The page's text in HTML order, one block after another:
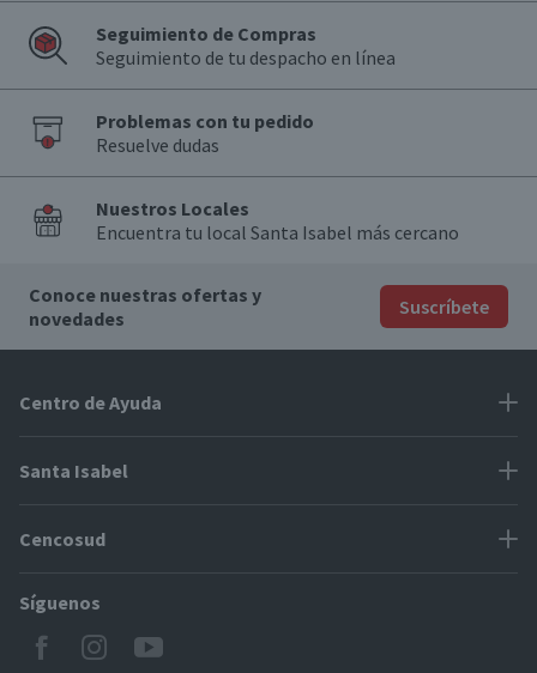
Seguimiento de Compras
Seguimiento de tu despacho en línea
Problemas con tu pedido
Resuelve dudas
Nuestros Locales
Encuentra tu local Santa Isabel más cercano
Conoce nuestras ofertas y
novedades
Suscríbete
Centro de Ayuda
Problemas con tu pedido
Cómo modificar mis datos
Modos de entrega y cobertura
Locales Santa Isabel
Santa Isabel
Proveedores
CyberDay
Cencosud
Paris
Jumbo
Síguenos